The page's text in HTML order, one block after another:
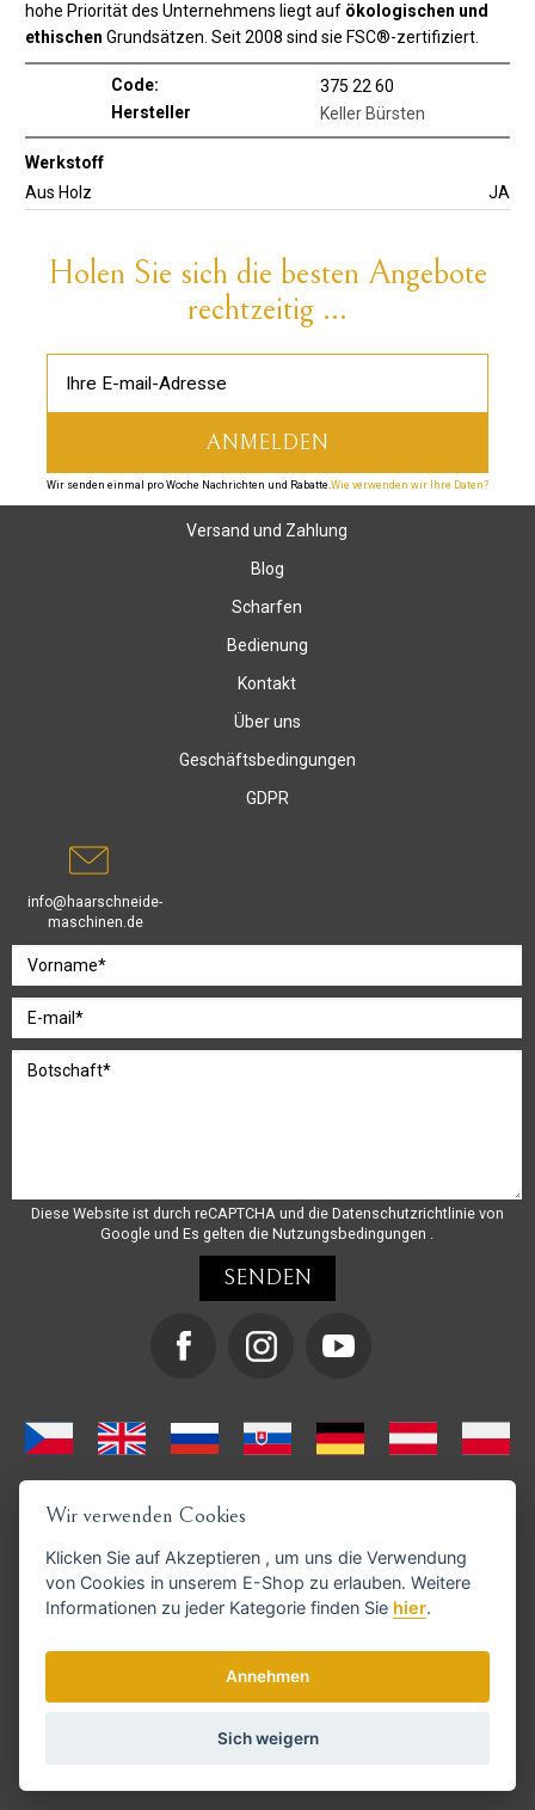
hohe Priorität des Unternehmens liegt auf ökologischen und
ethischen Grundsätzen. Seit 2008 sind sie FSC®-zertifiziert.
Code:
375 22 60
Hersteller
Keller Bürsten
Werkstoff
Aus Holz
JA
Holen Sie sich die besten Angebote
rechtzeitig ...
Wir senden einmal pro Woche Nachrichten und Rabatte.Wie verwenden wir Ihre Daten?
Versand und Zahlung
Blog
Scharfen
Bedienung
Kontakt
Über uns
Geschäftsbedingungen
GDPR
info@haarschneide-
maschinen.de
Diese Website ist durch reCAPTCHA und die Datenschutzrichtlinie von
Google und Es gelten die Nutzungsbedingungen .
GoPay-Zahlungen möglich
Wir verwenden Cookies
Klicken Sie auf Akzeptieren , um uns die Verwendung
von Cookies in unserem E-Shop zu erlauben. Weitere
Informationen zu jeder Kategorie finden Sie hier.
Annehmen
Sich weigern